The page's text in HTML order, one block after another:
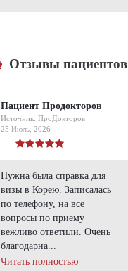
Отзывы пациентов
Пациент Продокторов
Источник: ПроДокторов
25 Июль, 2026
Нужна была справка для
визы в Корею. Записалась
по телефону, на все
вопросы по приему
вежливо ответили. Очень
благодарна...
Читать полностью